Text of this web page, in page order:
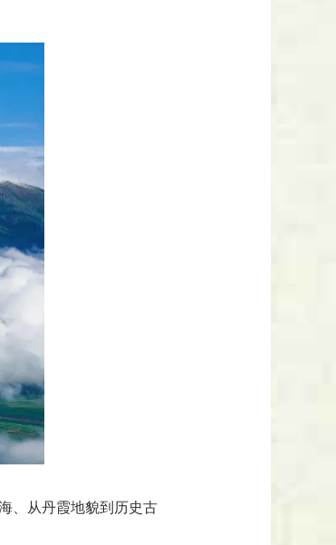
、从丹霞地貌到历史古